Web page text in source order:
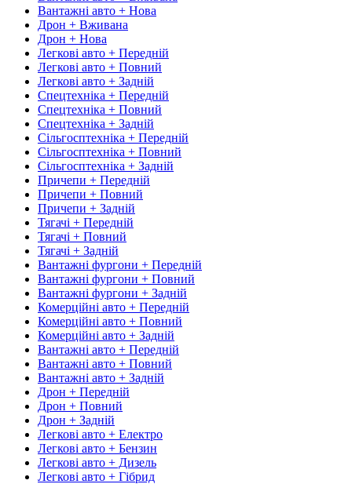
Вантажні авто + Нова
Дрон + Вживана
Дрон + Нова
Легкові авто + Передній
Легкові авто + Повний
Легкові авто + Задній
Спецтехніка + Передній
Спецтехніка + Повний
Спецтехніка + Задній
Сільгосптехніка + Передній
Сільгосптехніка + Повний
Сільгосптехніка + Задній
Причепи + Передній
Причепи + Повний
Причепи + Задній
Тягачі + Передній
Тягачі + Повний
Тягачі + Задній
Вантажні фургони + Передній
Вантажні фургони + Повний
Вантажні фургони + Задній
Комерційні авто + Передній
Комерційні авто + Повний
Комерційні авто + Задній
Вантажні авто + Передній
Вантажні авто + Повний
Вантажні авто + Задній
Дрон + Передній
Дрон + Повний
Дрон + Задній
Легкові авто + Електро
Легкові авто + Бензин
Легкові авто + Дизель
Легкові авто + Гібрид